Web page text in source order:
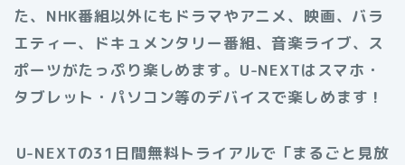
た、NHK番組以外にもドラマやアニメ、映画、バラ
エティー、ドキュメンタリー番組、音楽ライブ、ス
ポーツがたっぷり楽しめます。U-NEXTはスマホ・
タブレット・パソコン等のデバイスで楽しめます！
U-NEXTの31日間無料トライアルで「まるごと見放